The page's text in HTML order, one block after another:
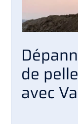
de
avec